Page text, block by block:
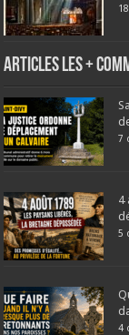
Articles les +
7
4
5
4